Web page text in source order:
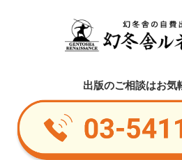
出版のご相談はお気